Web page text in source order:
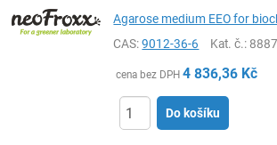
Agarose medium EEO for
CAS:9012-36-6 Kat. č.:
cena bez DPH 4 836,36 Kč
Do košíku